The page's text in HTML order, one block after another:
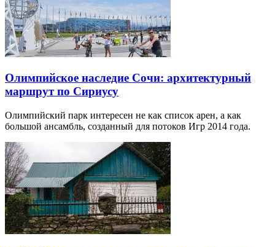
Олимпийское наследие Сочи: архитектурный
маршрут по Сириусу
Олимпийский парк интересен не как список арен, а как
большой ансамбль, созданный для потоков Игр 2014 года.